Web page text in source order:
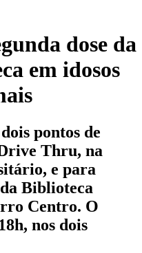
dose da
em idosos
pontos de
Thru, na
e para
Biblioteca
Centro. O
nos dois